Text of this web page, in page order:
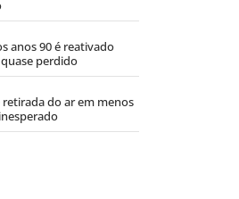
anos 90 é reativado
perdido
retirada do ar em menos